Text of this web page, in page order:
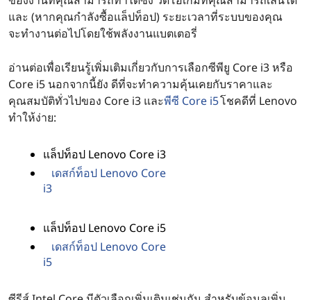
C
o
r
ธี
และ (หากคุณกําลังซื้อแล็ปท็อป) ระยะเวลาที่ระบบของคุณ
จะทํางานต่อไปโดยใช้พลังงานแบตเตอรี่
อ่านต่อเพื่อเรียนรู้เพิ่มเติมเกี่ยวกับการเลือกซีพียู Core i3 หรือ
Core i5 นอกจากนี้ยัง ดีที่จะทําความคุ้นเคยกับราคาและ
คุณสมบัติทั่วไปของ Core i3 และพีซี Core i5โชคดีที่ Lenovo
ทําให้ง่าย:
แล็ปท็อป Lenovo Core i3
เดสก์ท็อป Lenovo Core
i3
แล็ปท็อป Lenovo Core i5
เดสก์ท็อป Lenovo Core
i5